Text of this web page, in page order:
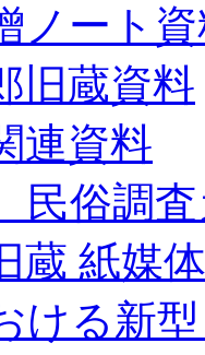
ノート
旧蔵資料
連資料
俗調査
蔵 紙媒
ける新